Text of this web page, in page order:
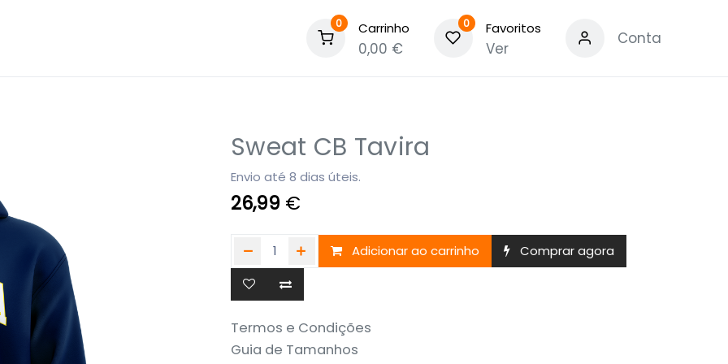
0 Carrinho
0,00 €
0 Favoritos
Ver
Conta
Sweat CB Tavira
Envio até 8 dias úteis.
26,99 €
Adicionar ao carrinho Comprar agora
Termos e Condições
Guia de Tamanhos